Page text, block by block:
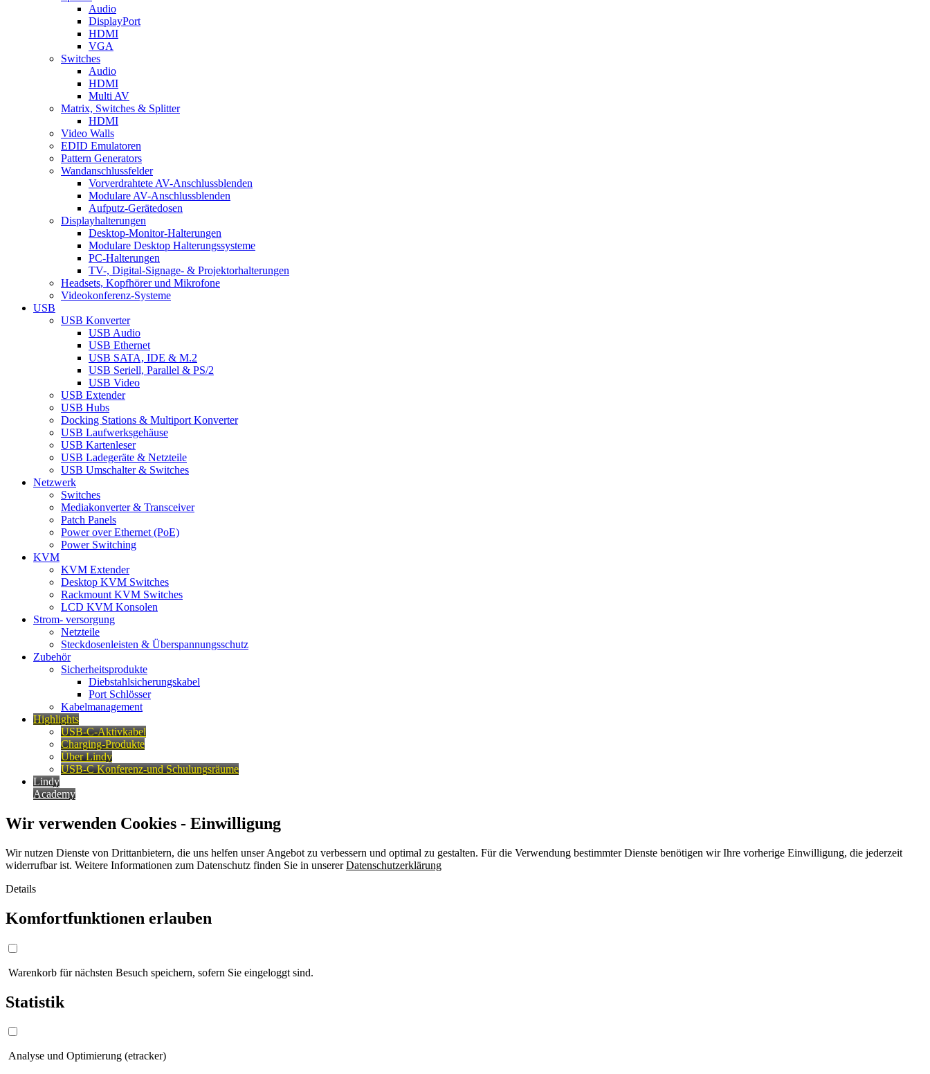
Audio
DisplayPort
HDMI
VGA
Switches
Audio
HDMI
Multi AV
Matrix, Switches & Splitter
HDMI
Video Walls
EDID Emulatoren
Pattern Generators
Wandanschlussfelder
Vorverdrahtete AV-Anschlussblenden
Modulare AV-Anschlussblenden
Aufputz-Gerätedosen
Displayhalterungen
Desktop-Monitor-Halterungen
Modulare Desktop Halterungssysteme
PC-Halterungen
TV-, Digital-Signage- & Projektorhalterungen
Headsets, Kopfhörer und Mikrofone
Videokonferenz-Systeme
USB
USB Konverter
USB Audio
USB Ethernet
USB SATA, IDE & M.2
USB Seriell, Parallel & PS/2
USB Video
USB Extender
USB Hubs
Docking Stations & Multiport Konverter
USB Laufwerksgehäuse
USB Kartenleser
USB Ladegeräte & Netzteile
USB Umschalter & Switches
Netzwerk
Switches
Mediakonverter & Transceiver
Patch Panels
Power over Ethernet (PoE)
Power Switching
KVM
KVM Extender
Desktop KVM Switches
Rackmount KVM Switches
LCD KVM Konsolen
Strom- versorgung
Netzteile
Steckdosenleisten & Überspannungsschutz
Zubehör
Sicherheitsprodukte
Diebstahlsicherungskabel
Port Schlösser
Kabelmanagement
Highlights
USB-C-Aktivkabel
Charging-Produkte
Über Lindy
USB-C Konferenz-und Schulungsräume
Lindy
Academy
Wir verwenden Cookies - Einwilligung
Wir nutzen Dienste von Drittanbietern, die uns helfen unser Angebot zu verbessern und optimal zu gestalten. Für die Verwendung bestimmter Dienste benötigen wir Ihre vorherige Einwilligung, die jederzeit
widerrufbar ist. Weitere Informationen zum Datenschutz finden Sie in unsererDatenschutzerklärung
Details
Komfortfunktionen erlauben
Warenkorb für nächsten Besuch speichern, sofern Sie eingeloggt sind.
Statistik
Analyse und Optimierung (etracker)